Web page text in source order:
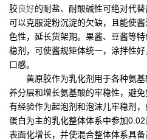
胶良好的耐盐、耐酸碱性可绝对代
可以克服淀粉沉淀的欠缺，且能使
色性，延长货架期。果酱、豆酱等
稳剂，可使酱规矩体统一，涂拌性
口感。
黄原胶作为乳化剂用于各种氨基
养分层和增长氨基酸的牢稳性，避
有经验作为起泡剂和泡沫儿牢稳剂
蛋白为主的乳化整体体系中参加
表面化增长，并使混合整体体系具